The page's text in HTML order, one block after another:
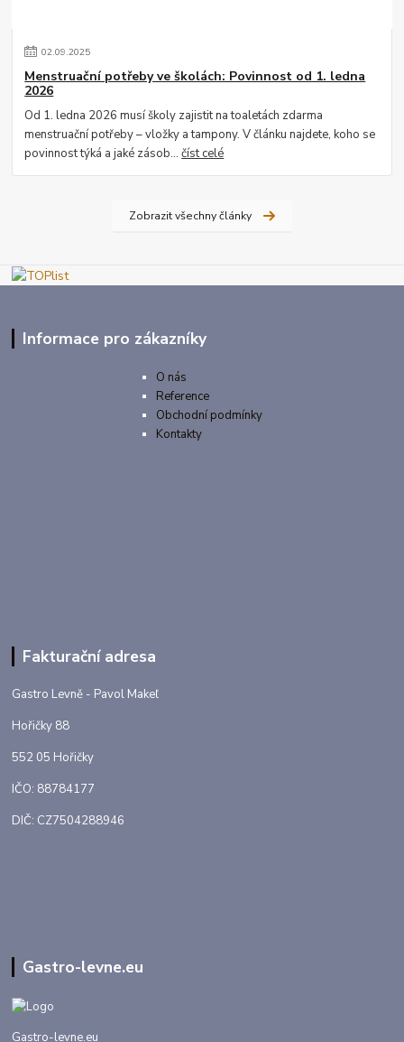
02.09.2025
Menstruační potřeby ve školách: Povinnost od 1. ledna
2026
Od 1. ledna 2026 musí školy zajistit na toaletách zdarma
menstruační potřeby – vložky a tampony. V článku najdete, koho se
povinnost týká a jaké zásob...číst celé
Zobrazit všechny články
Informace pro zákazníky
O nás
Reference
Obchodní podmínky
Kontakty
Fakturační adresa
Gastro Levně - Pavol Makeľ
Hořičky 88
552 05 Hořičky
IČO: 88784177
DIČ: CZ7504288946
Gastro-levne.eu
Gastro-levne.eu